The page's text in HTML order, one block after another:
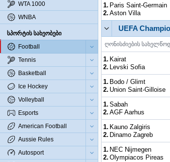
WTA 1000
WNBA
სპორტის სახეობები
Football
Tennis
Basketball
Ice Hockey
Volleyball
Esports
American Football
Aussie Rules
Autosport
1. Paris Saint-Germain
2. Aston Villa
UEFA
ღონისძიების
1. Kairat
2. Levski Sofia
1. Bodo / Glimt
2. Union Saint-Gilloise
1. Sabah
2. AGF Aarhus
1. Kauno Zalgiris
2. Dinamo Zagreb
1. NEC Nijmegen
2. Olympiacos Pireas